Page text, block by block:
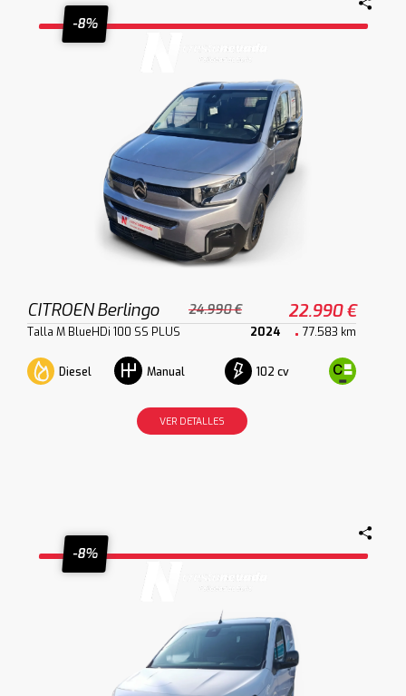
-8%
CITROEN Berlingo 24.990 € 22.990 €
Talla M BlueHDi 100 SS PLUS 2024 77.583 km
Diesel Manual 102 cv
VER DETALLES
-8%